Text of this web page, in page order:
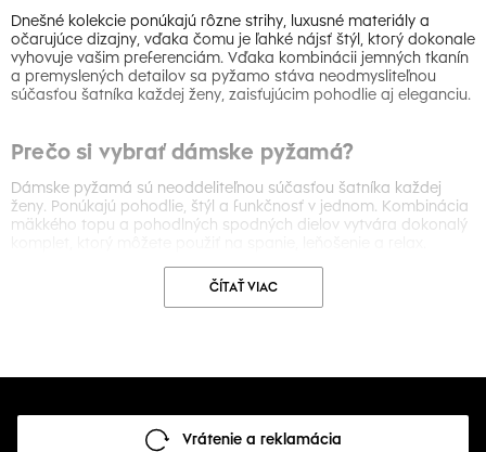
Dnešné kolekcie ponúkajú rôzne strihy, luxusné materiály a
očarujúce dizajny, vďaka čomu je ľahké nájsť štýl, ktorý dokonale
vyhovuje vašim preferenciám. Vďaka kombinácii jemných tkanín
a premyslených detailov sa pyžamo stáva neodmysliteľnou
súčasťou šatníka každej ženy, zaisťujúcim pohodlie aj eleganciu.
Prečo si vybrať dámske pyžamá?
Dámske pyžamá sú neoddeliteľnou súčasťou šatníka každej
ženy. Ponúkajú pohodlie, štýl a funkčnosť v jednom. Kombinácia
mäkkého topu a pohodlných spodných dielov vytvára dokonalý
Moderné štýly vám umožnia vyzerať šik aj počas relaxu, bez
kompromisov v pohodlí. Či už preferujete klasické vzory, hravé
potlače alebo sofistikované jednofarebné prevedenia, nájdete
Pohodlie, štýl a funkčnosť – čo ponúkajú
ČÍTAŤ VIAC
Vrátenie a reklamácia